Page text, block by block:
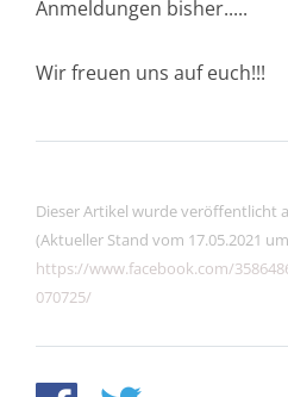
Anmeldungen bisher.....
Wir freuen uns auf euch!!!
Dieser Artikel wurde veröffentlicht
(Aktueller Stand vom 17.05.2021
https://www.facebook.com/
070725/